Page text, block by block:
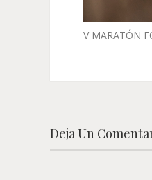
V MARATÓN
Deja Un